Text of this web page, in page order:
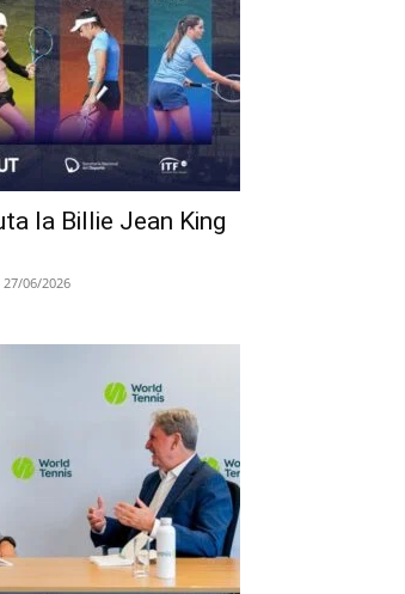
la Billie Jean King
27/06/2026